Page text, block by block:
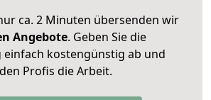
ca. 2 Minuten übersenden wir
Angebote. Geben Sie die
kostengünstig ab und
Profis die Arbeit.